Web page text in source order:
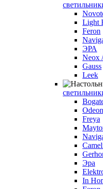
Light
Feron
ЭРА
Neox
Gauss
Leek
Freya
Эра
In